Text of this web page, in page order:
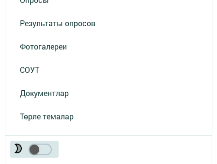
Результаты опросов
Фотогалереи
СОУТ
Документлар
Төрле темалар